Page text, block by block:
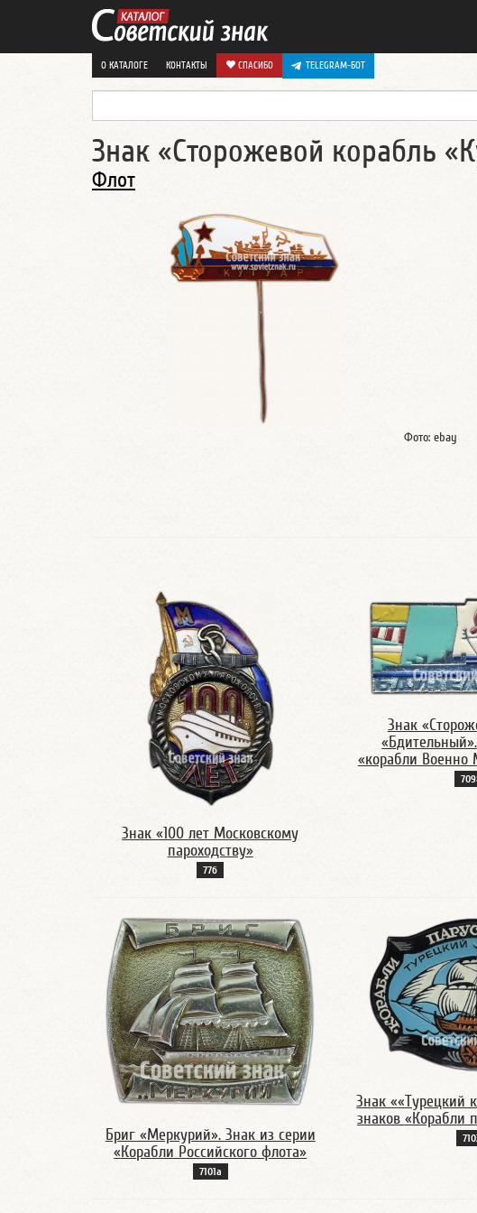
О КАТАЛОГЕ КОНТАКТЫ СПАСИБО TELEGRAM-БОТ
Знак «Сторожевой корабль
Флот
Фото: ebay
Знак «100 лет Московскому
пароходству»
77б
Знак
«корабли Военно
Бриг «Меркурий». Знак из серии
«Корабли Российского флота»
7101а
Знак ««Турецкий
знаков «Корабли